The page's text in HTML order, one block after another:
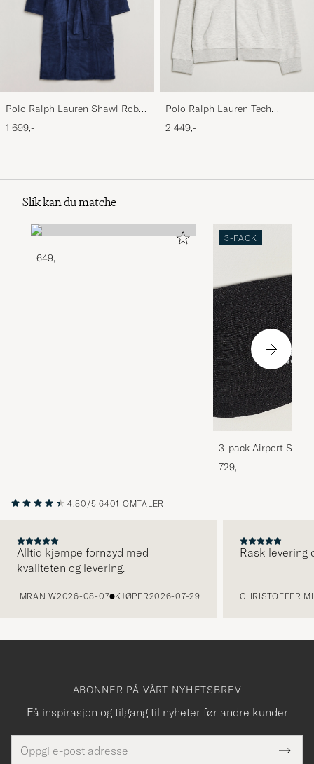
Polo Ralph Lauren Shawl Robe
Navy
1 699,-
Polo Ralph Lauren Tech
Performance Full Zip Light
Sport Heather
2 449,-
Slik kan du matche
649,-
3-PACK
3-pack Airport
Melange
729,-
4.80/5 6401 OMTALER
Alltid kjempe fornøyd med
kvaliteten og levering.
IMRAN W2026-08-07 KJØPER2026-07-29
Rask levering
CHRISTOFFER
ABONNER PÅ VÅRT NYHETSBREV
Få inspirasjon og tilgang til nyheter før andre kunder
postadresse
Tack